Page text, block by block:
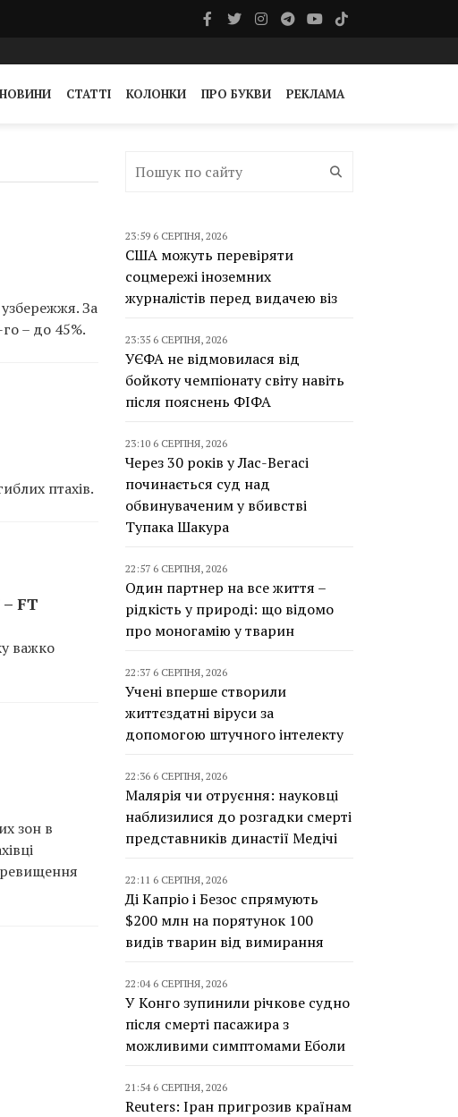
НОВИНИ СТАТТІ КОЛОНКИ ПРО БУКВИ РЕКЛАМА
За
– до 45%.
птахів.
FT
важко
зон в
23:59 6 СЕРПНЯ, 2026
США можуть перевіряти
соцмережі іноземних
журналістів перед видачею віз
23:35 6 СЕРПНЯ, 2026
УЄФА не відмовилася від
бойкоту чемпіонату світу навіть
після пояснень ФІФА
23:10 6 СЕРПНЯ, 2026
Через 30 років у Лас-Вегасі
починається суд над
обвинуваченим у вбивстві
Тупака Шакура
22:57 6 СЕРПНЯ, 2026
Один партнер на все життя –
рідкість у природі: що відомо
про моногамію у тварин
22:37 6 СЕРПНЯ, 2026
Учені вперше створили
життєздатні віруси за
допомогою штучного інтелекту
22:36 6 СЕРПНЯ, 2026
Малярія чи отруєння: науковці
наблизилися до розгадки смерті
представників династії Медічі
22:11 6 СЕРПНЯ, 2026
Ді Капріо і Безос спрямують
$200 млн на порятунок 100
видів тварин від вимирання
22:04 6 СЕРПНЯ, 2026
У Конго зупинили річкове судно
після смерті пасажира з
можливими симптомами Еболи
21:54 6 СЕРПНЯ, 2026
Reuters: Іран пригрозив країнам